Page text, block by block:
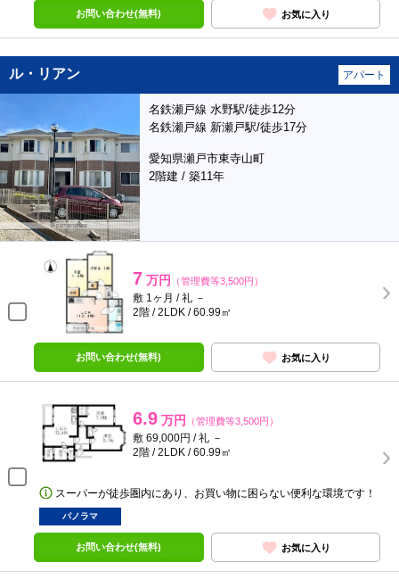
お問い合わせ(無料) お気に入り
ル・リアン アパート
名鉄瀬戸線 水野駅/徒歩12分
名鉄瀬戸線 新瀬戸駅/徒歩17分
愛知県瀬戸市東寺山町
2階建 / 築11年
7 万円 （管理費等3,500円）
敷 1ヶ月 / 礼 －
2階 / 2LDK / 60.99㎡
お問い合わせ(無料) お気に入り
6.9 万円 （管理費等3,500円）
敷 69,000円 / 礼 －
2階 / 2LDK / 60.99㎡
スーパーが徒歩圏内にあり、お買い物に困らない便利な環境です！
パノラマ
お問い合わせ(無料) お気に入り